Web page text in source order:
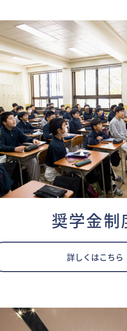
奨学金制
詳しくはこちら